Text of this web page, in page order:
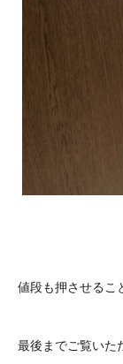
値段も押させるこ
最後までご覧いた